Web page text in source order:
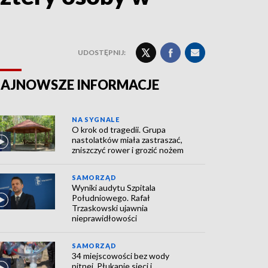
UDOSTĘPNIJ:
INFORMACJE
NA SYGNALE
O krok od tragedii. Grupa
nastolatków miała zastraszać,
zniszczyć rower i grozić nożem
SAMORZĄD
Wyniki audytu Szpitala
Południowego. Rafał
Trzaskowski ujawnia
nieprawidłowości
SAMORZĄD
34 miejscowości bez wody
pitnej. Płukanie sieci i